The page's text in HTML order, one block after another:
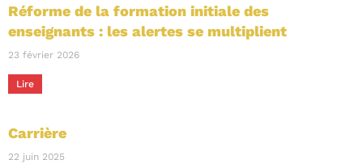
Réforme de la formation initiale des
enseignants : les alertes se multiplient
23 février 2026
Lire
Carrière
22 juin 2025